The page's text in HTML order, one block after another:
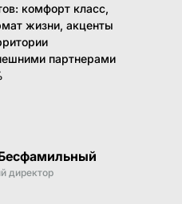
комфорт класс,
жизни, акценты
партнерами
директор